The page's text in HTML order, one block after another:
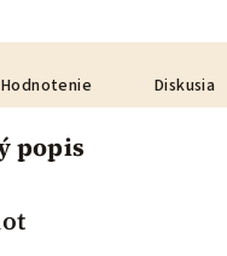
Hodnotenie Diskusia
popis